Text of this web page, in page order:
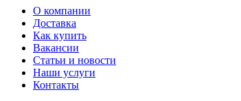
О компании
Доставка
Как купить
Вакансии
Статьи и новости
Наши услуги
Контакты